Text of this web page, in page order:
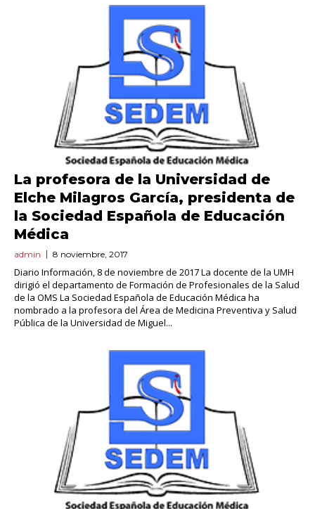
La profesora de la Universidad de
Elche Milagros García, presidenta de
la Sociedad Española de Educación
Médica
admin 8 noviembre, 2017
Diario Información, 8 de noviembre de 2017 La docente de la UMH
dirigió el departamento de Formación de Profesionales de la Salud
de la OMS La Sociedad Española de Educación Médica ha
nombrado a la profesora del Área de Medicina Preventiva y Salud
Pública de la Universidad de Miguel...